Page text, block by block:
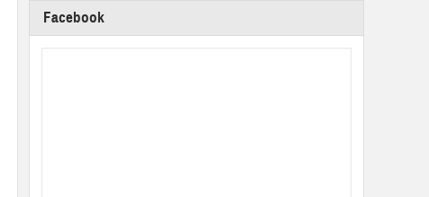
Facebook